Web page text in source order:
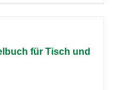
für Tisch und